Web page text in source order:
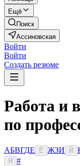
Ещё
Поиск
Ассиновская
Войти
Войти
Создать резюме
Работа и
по
АБВГДЕ Ё ЖЗИ Й
Я
#